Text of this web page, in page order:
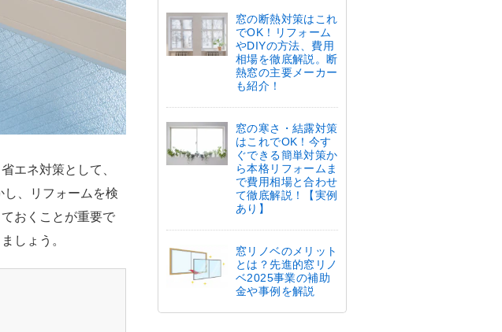
エネ対策として、
、リフォームを検
おくことが重要で
しょう。
窓の断熱対策はこれ
でOK！リフォーム
やDIYの方法、費用
相場を徹底解説。断
熱窓の主要メーカー
も紹介！
窓の寒さ・結露対策
はこれでOK！今す
ぐできる簡単対策か
ら本格リフォームま
で費用相場と合わせ
て徹底解説！【実例
あり】
窓リノベのメリット
とは？先進的窓リノ
ベ2025事業の補助
金や事例を解説